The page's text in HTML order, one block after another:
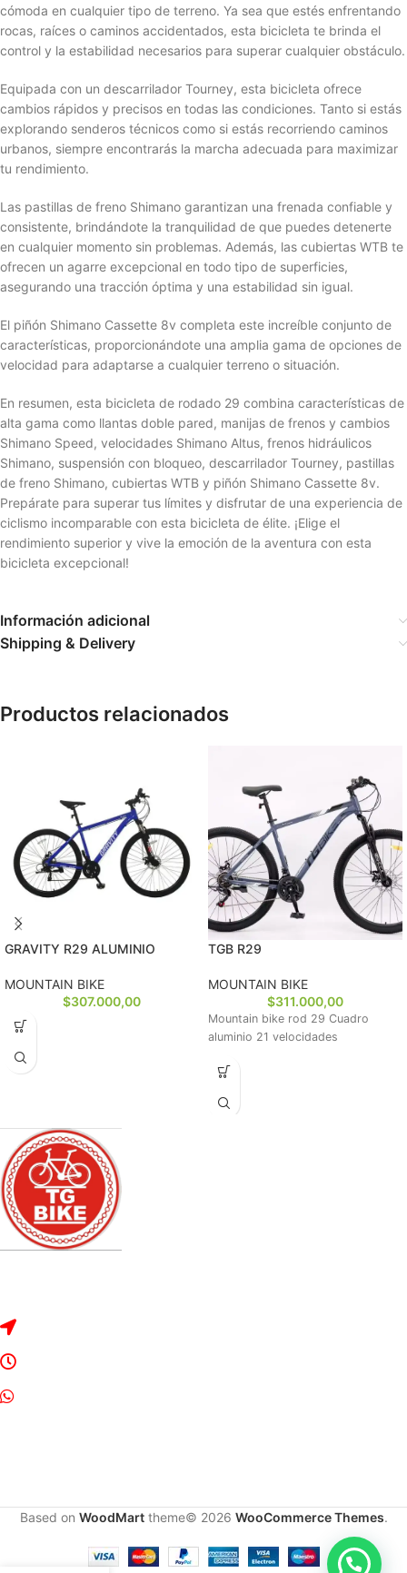
cómoda en cualquier tipo de terreno. Ya sea que estés enfrentando
rocas, raíces o caminos accidentados, esta bicicleta te brinda el
control y la estabilidad necesarios para superar cualquier obstáculo.
Equipada con un descarrilador Tourney, esta bicicleta ofrece
cambios rápidos y precisos en todas las condiciones. Tanto si estás
explorando senderos técnicos como si estás recorriendo caminos
urbanos, siempre encontrarás la marcha adecuada para maximizar
tu rendimiento.
Las pastillas de freno Shimano garantizan una frenada confiable y
consistente, brindándote la tranquilidad de que puedes detenerte
en cualquier momento sin problemas. Además, las cubiertas WTB te
ofrecen un agarre excepcional en todo tipo de superficies,
asegurando una tracción óptima y una estabilidad sin igual.
El piñón Shimano Cassette 8v completa este increíble conjunto de
características, proporcionándote una amplia gama de opciones de
velocidad para adaptarse a cualquier terreno o situación.
En resumen, esta bicicleta de rodado 29 combina características de
alta gama como llantas doble pared, manijas de frenos y cambios
Shimano Speed, velocidades Shimano Altus, frenos hidráulicos
Shimano, suspensión con bloqueo, descarrilador Tourney, pastillas
de freno Shimano, cubiertas WTB y piñón Shimano Cassette 8v.
Prepárate para superar tus límites y disfrutar de una experiencia de
ciclismo incomparable con esta bicicleta de élite. ¡Elige el
rendimiento superior y vive la emoción de la aventura con esta
bicicleta excepcional!
Información adicional
Shipping & Delivery
Productos relacionados
GRAVITY R29 ALUMINIO
MOUNTAIN BIKE
$307.000,00
TGB R29
MOUNTAIN BIKE
$311.000,00
Mountain bike rod 29 Cuadro
aluminio 21 velocidades
Based on WoodMarttheme© 2026 WooCommerce Themes.